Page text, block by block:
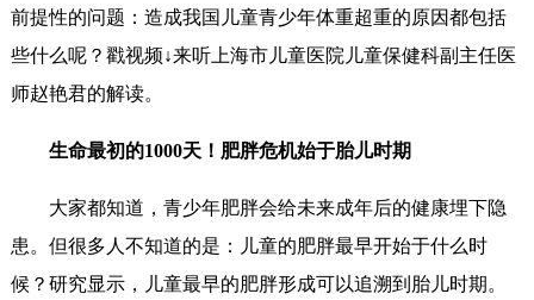
前提性的问题：造成我国儿童青少年体重超重的原因都包括
些什么呢？戳视频↓来听上海市儿童医院儿童保健科副主任医
师赵艳君的解读。
生命最初的1000天！肥胖危机始于胎儿时期
大家都知道，青少年肥胖会给未来成年后的健康埋下隐
患。但很多人不知道的是：儿童的肥胖最早开始于什么时
候？研究显示，儿童最早的肥胖形成可以追溯到胎儿时期。